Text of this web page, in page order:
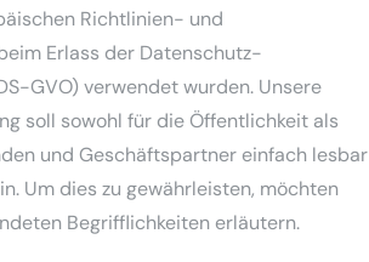
Richtlinien- und
Erlass der Datenschutz-
GVO) verwendet wurden. Unsere
soll sowohl für die Öffentlichkeit als
und Geschäftspartner einfach lesbar
Um dies zu gewährleisten, möchten
Begrifflichkeiten erläutern.